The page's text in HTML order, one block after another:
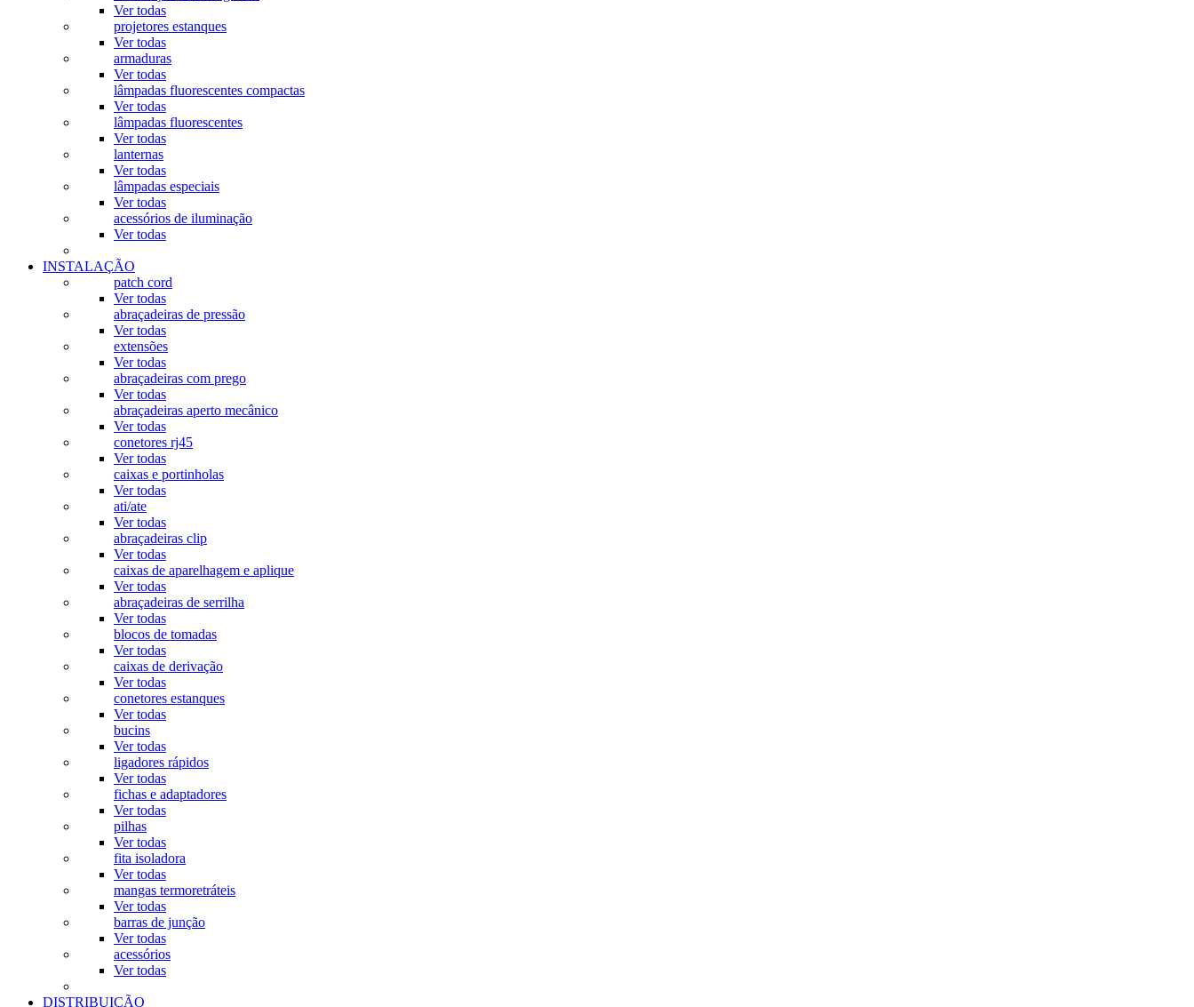
Ver todas
projetores estanques
Ver todas
armaduras
Ver todas
lâmpadas fluorescentes compactas
Ver todas
lâmpadas fluorescentes
Ver todas
lanternas
Ver todas
lâmpadas especiais
Ver todas
acessórios de iluminação
Ver todas
INSTALAÇÃO
patch cord
Ver todas
abraçadeiras de pressão
Ver todas
extensões
Ver todas
abraçadeiras com prego
Ver todas
abraçadeiras aperto mecânico
Ver todas
conetores rj45
Ver todas
caixas e portinholas
Ver todas
ati/ate
Ver todas
abraçadeiras clip
Ver todas
caixas de aparelhagem e aplique
Ver todas
abraçadeiras de serrilha
Ver todas
blocos de tomadas
Ver todas
caixas de derivação
Ver todas
conetores estanques
Ver todas
bucins
Ver todas
ligadores rápidos
Ver todas
fichas e adaptadores
Ver todas
pilhas
Ver todas
fita isoladora
Ver todas
mangas termoretráteis
Ver todas
barras de junção
Ver todas
acessórios
Ver todas
DISTRIBUIÇÃO